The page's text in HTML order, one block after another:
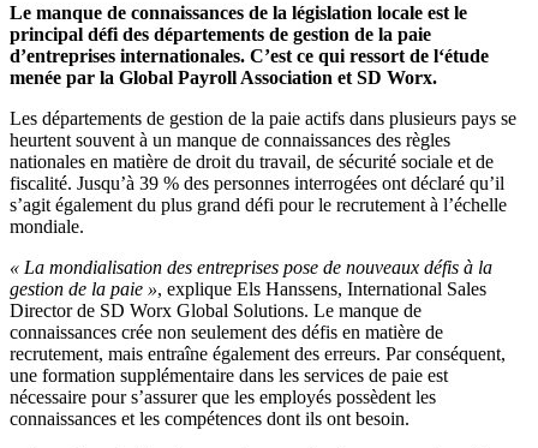
Le manque de connaissances de la législation locale est le
principal défi des départements de gestion de la paie
d’entreprises internationales. C’est ce qui ressort de l‘étude
menée par la Global Payroll Association et SD Worx.
Les départements de gestion de la paie actifs dans plusieurs pays se
heurtent souvent à un manque de connaissances des règles
nationales en matière de droit du travail, de sécurité sociale et de
fiscalité. Jusqu’à 39 % des personnes interrogées ont déclaré qu’il
s’agit également du plus grand défi pour le recrutement à l’échelle
mondiale.
« La mondialisation des entreprises pose de nouveaux défis à la
gestion de la paie », explique Els Hanssens, International Sales
Director de SD Worx Global Solutions. Le manque de
connaissances crée non seulement des défis en matière de
recrutement, mais entraîne également des erreurs. Par conséquent,
une formation supplémentaire dans les services de paie est
nécessaire pour s’assurer que les employés possèdent les
connaissances et les compétences dont ils ont besoin.